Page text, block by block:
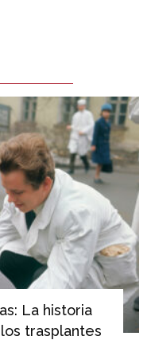
La historia
trasplantes